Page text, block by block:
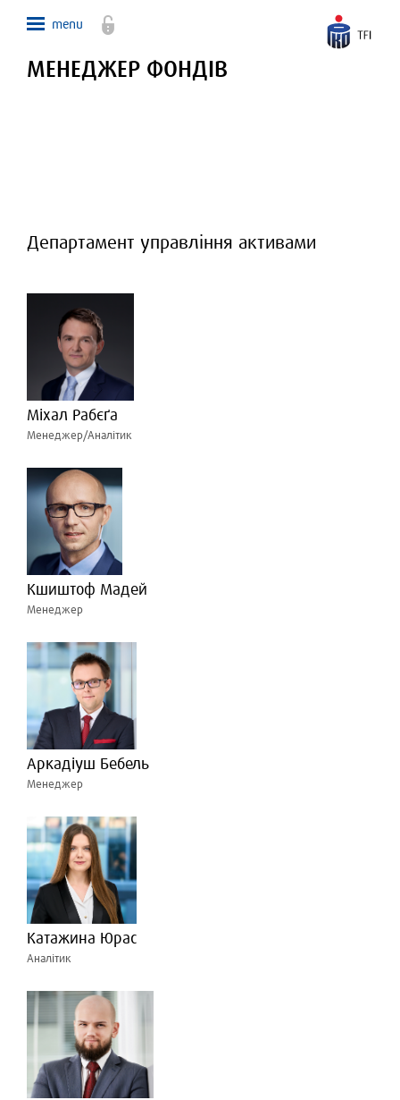
МЕНЕДЖЕР ФОНДІВ
Департамент управління активами
Міхал Рабєґа
Менеджер/Аналітик
Кшиштоф Мадей
Менеджер
Аркадіуш Бебель
Менеджер
Катажина Юрас
Аналітик